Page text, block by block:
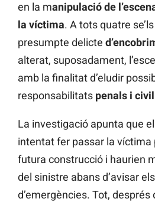
en la manipulació de
la víctima. A tots quatre
presumpte delicte
alterat, suposadament,
amb la finalitat d’eludir
responsabilitats penals i civil
La investigació apunta que
intentat fer passar la víctima
futura construcció i haurien
del sinistre abans d’avisar
d’emergències. Tot,